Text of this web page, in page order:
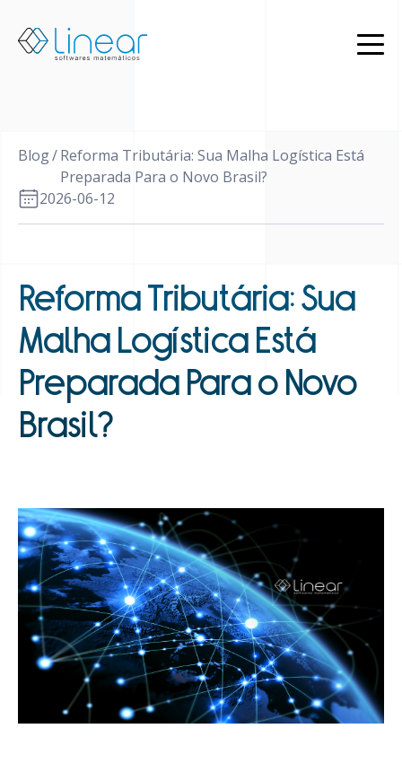
EN
Blog/Reforma Tributária: Sua Malha Logística Está
Preparada Para o Novo Brasil?
2026-06-12
Reforma Tributária: Sua
Malha Logística Está
Preparada Para o Novo
Brasil?